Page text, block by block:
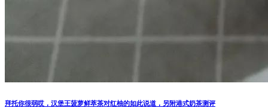
拜托你很弱哎，汉堡王菠萝鲜萃茶对红柚的如此说道，另附港式奶茶测评